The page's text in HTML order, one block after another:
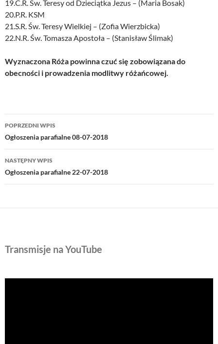
19.C.R. Św. Teresy od Dzieciątka Jezus – (Maria Bosak)
20.P.R. KSM
21.S.R. Św. Teresy Wielkiej – (Zofia Wierzbicka)
22.N.R. Św. Tomasza Apostoła – (Stanisław Ślimak)
Wyznaczona Róża powinna czuć się zobowiązana do
obecności i prowadzenia modlitwy różańcowej.
Nawigacja
wpisu
POPRZEDNI WPIS
Ogłoszenia parafialne 08-07-2018
NASTĘPNY WPIS
Ogłoszenia parafialne 22-07-2018
Transmisje na YouTube